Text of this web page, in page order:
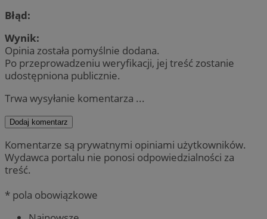
Błąd:
Wynik:
Opinia została pomyślnie dodana.
Po przeprowadzeniu weryfikacji, jej treść zostanie
udostępniona publicznie.
Trwa wysyłanie komentarza ...
Dodaj komentarz
Komentarze są prywatnymi opiniami użytkowników.
Wydawca portalu nie ponosi odpowiedzialności za
treść.
* pola obowiązkowe